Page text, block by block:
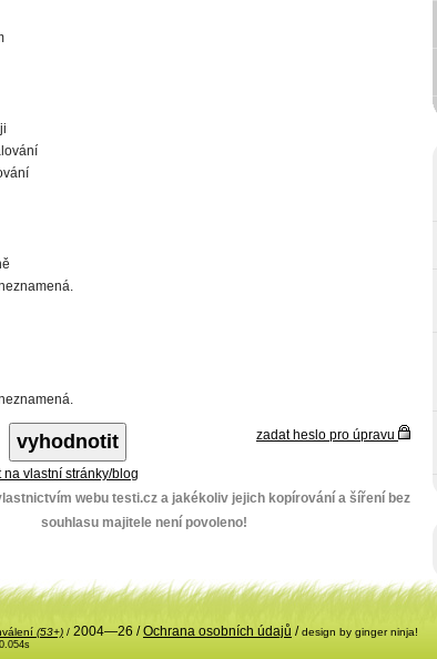
zadat heslo pro úpravu
na vlastní stránky/blog
webu testi.cz a jakékoliv jejich kopírování a šíření bez
souhlasu majitele není povoleno!
(53+) / 2004—26 /Ochrana osobních údajů /design by ginger ninja!